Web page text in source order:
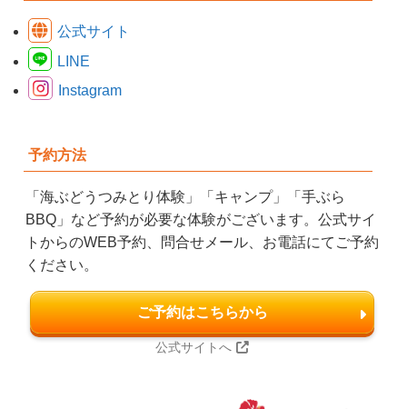
公式サイト
LINE
Instagram
予約方法
「海ぶどうつみとり体験」「キャンプ」「手ぶら
BBQ」など予約が必要な体験がございます。公式サイ
トからのWEB予約、問合せメール、お電話にてご予約
ください。
ご予約はこちらから
公式サイトへ